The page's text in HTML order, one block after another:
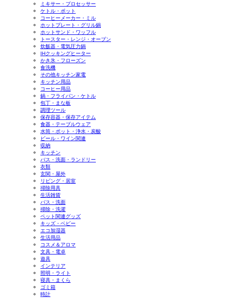
ミキサー・プロセッサー
ケトル・ポット
コーヒーメーカー・ミル
ホットプレート・グリル鍋
ホットサンド・ワッフル
トースター・レンジ・オーブン
炊飯器・電気圧力鍋
IHクッキングヒーター
かき氷・フローズン
食洗機
その他キッチン家電
キッチン用品
コーヒー用品
鍋・フライパン・ケトル
包丁・まな板
調理ツール
保存容器・保存アイテム
食器・テーブルウェア
水筒・ポット・浄水・炭酸
ビール・ワイン関連
収納
キッチン
バス・洗面・ランドリー
衣類
玄関・屋外
リビング・居室
掃除用具
生活雑貨
バス・洗面
掃除・洗濯
ペット関連グッズ
キッズ・ベビー
エコ加湿器
生活用品
コスメ＆アロマ
文具・電卓
遊具
インテリア
照明・ライト
寝具・まくら
ゴミ箱
時計